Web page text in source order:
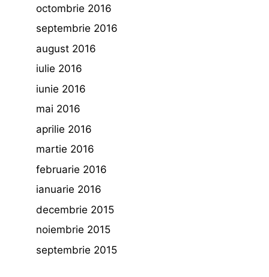
octombrie 2016
septembrie 2016
august 2016
iulie 2016
iunie 2016
mai 2016
aprilie 2016
martie 2016
februarie 2016
ianuarie 2016
decembrie 2015
noiembrie 2015
septembrie 2015